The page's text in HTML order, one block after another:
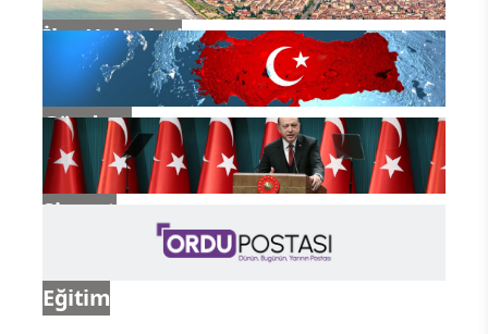
İlçe Haberleri
Gündem
Siyaset
Eğitim